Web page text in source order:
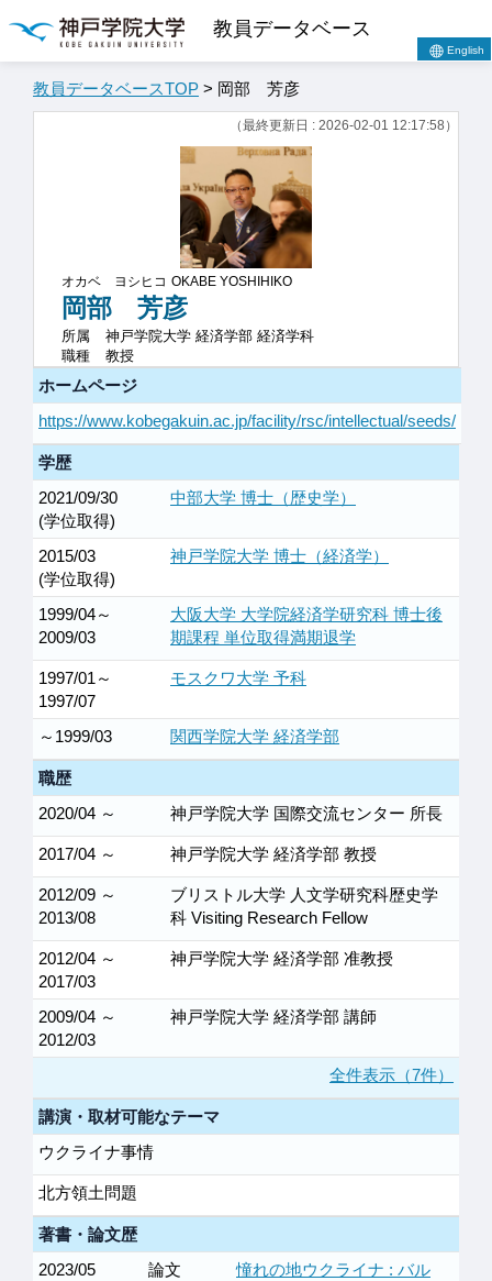
教員データベース
English
教員データベースTOP > 岡部 芳彦
（最終更新日 : 2026-02-01 12:17:58）
オカベ ヨシヒコ OKABE YOSHIHIKO
岡部 芳彦
所属
神戸学院大学 経済学部 経済学科
職種
教授
ホームページ
https://www.kobegakuin.ac.jp/facility/rsc/intellectual/seeds/
学歴
2021/09/30
(学位取得)
中部大学 博士（歴史学）
2015/03
(学位取得)
神戸学院大学 博士（経済学）
1999/04～
2009/03
大阪大学 大学院経済学研究科 博士後
期課程 単位取得満期退学
1997/01～
1997/07
モスクワ大学 予科
～1999/03 関西学院大学 経済学部
職歴
2020/04 ～
神戸学院大学 国際交流センター 所長
2017/04 ～ 神戸学院大学 経済学部 教授
2012/09 ～
2013/08
ブリストル大学 人文学研究科歴史学
科 Visiting Research Fellow
2012/04 ～
2017/03
神戸学院大学 経済学部 准教授
2009/04 ～
2012/03
神戸学院大学 経済学部 講師
全件表示（7件）
講演・取材可能なテーマ
ウクライナ事情
北方領土問題
著書・論文歴
2023/05
論文
憧れの地ウクライナ : バル